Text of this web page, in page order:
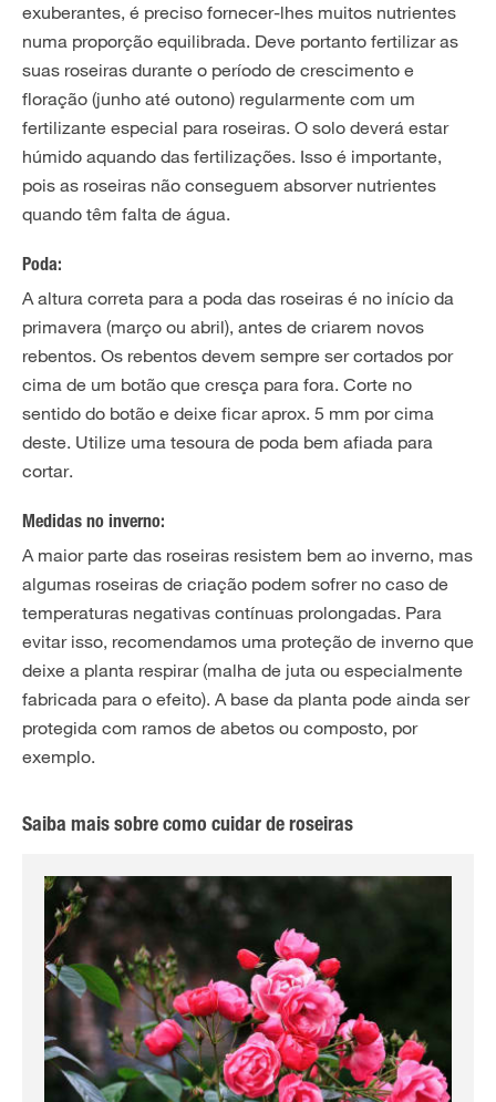
exuberantes, é preciso fornecer-lhes muitos nutrientes
numa proporção equilibrada. Deve portanto fertilizar as
suas roseiras durante o período de crescimento e
floração (junho até outono) regularmente com um
fertilizante especial para roseiras. O solo deverá estar
húmido aquando das fertilizações. Isso é importante,
pois as roseiras não conseguem absorver nutrientes
quando têm falta de água.
Poda:
A altura correta para a poda das roseiras é no início da
primavera (março ou abril), antes de criarem novos
rebentos. Os rebentos devem sempre ser cortados por
cima de um botão que cresça para fora. Corte no
sentido do botão e deixe ficar aprox. 5 mm por cima
deste. Utilize uma tesoura de poda bem afiada para
cortar.
Medidas no inverno:
A maior parte das roseiras resistem bem ao inverno, mas
algumas roseiras de criação podem sofrer no caso de
temperaturas negativas contínuas prolongadas. Para
evitar isso, recomendamos uma proteção de inverno que
deixe a planta respirar (malha de juta ou especialmente
fabricada para o efeito). A base da planta pode ainda ser
protegida com ramos de abetos ou composto, por
exemplo.
Saiba mais sobre como cuidar de roseiras